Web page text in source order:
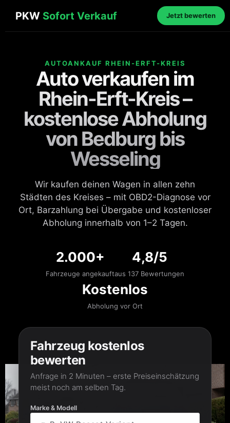
PKW Sofort Verkauf Jetzt bewerten
AUTOANKAUF RHEIN-ERFT-KREIS
Auto verkaufen im
Rhein-Erft-Kreis –
kostenlose Abholung
von Bedburg bis
Wesseling
Wir kaufen deinen Wagen in allen zehn
Städten des Kreises – mit OBD2-Diagnose vor
Ort, Barzahlung bei Übergabe und kostenloser
Abholung innerhalb von 1–2 Tagen.
2.000+
Fahrzeuge angekauft
4,8/5
aus 137 Bewertungen
Kostenlos
Abholung vor Ort
Fahrzeug kostenlos
bewerten
Anfrage in 2 Minuten – erste Preiseinschätzung
meist noch am selben Tag.
Marke & Modell